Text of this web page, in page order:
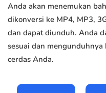
Anda akan menemukan
dikonversi ke MP4, MP3,
dan dapat diunduh. Anda
sesuai dan
cerdas Anda.